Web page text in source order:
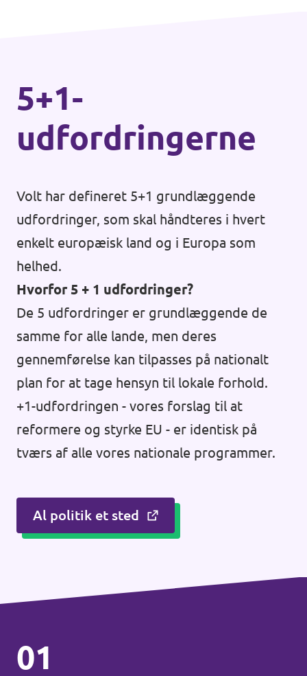
5+1-
udfordringerne
Volt har defineret 5+1 grundlæggende
udfordringer, som skal håndteres i hvert
enkelt europæisk land og i Europa som
helhed.
Hvorfor 5 + 1 udfordringer?
De 5 udfordringer er grundlæggende de
samme for alle lande, men deres
gennemførelse kan tilpasses på nationalt
plan for at tage hensyn til lokale forhold.
+1-udfordringen - vores forslag til at
reformere og styrke EU - er identisk på
tværs af alle vores nationale programmer.
Al politik et sted
01